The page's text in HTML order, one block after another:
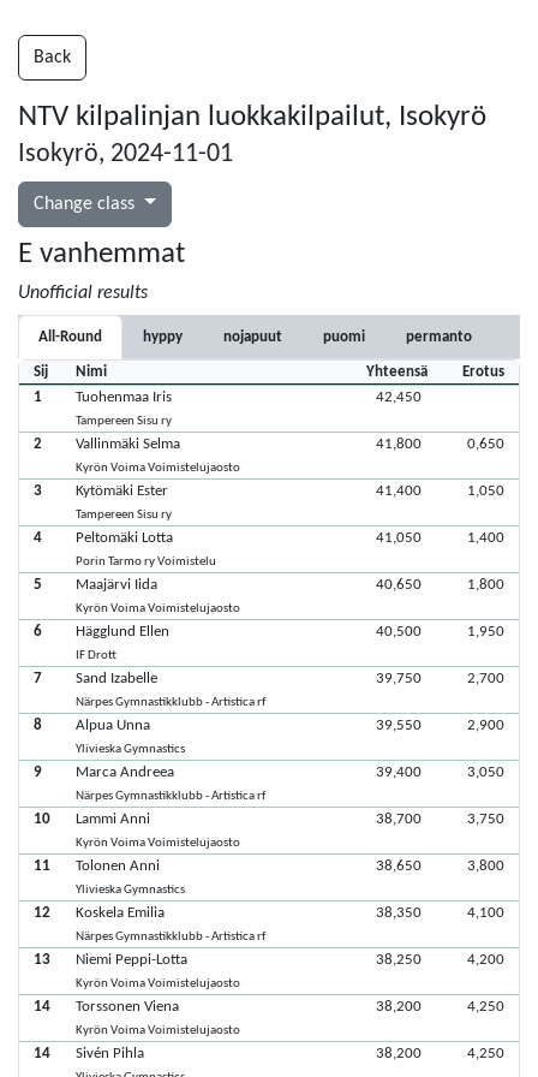
Back
NTV kilpalinjan luokkakilpailut, Isokyrö
Isokyrö, 2024-11-01
Change class
E vanhemmat
Unofficial results
All-Round hyppy nojapuut puomi permanto
Sij Nimi Yhteensä
Erotus
1
Tuohenmaa Iris
Tampereen Sisu ry
42,450
2 Vallinmäki Selma
Kyrön Voima Voimistelujaosto
41,800 0,650
3 Kytömäki Ester
Tampereen Sisu ry
41,400 1,050
4 Peltomäki Lotta
Porin Tarmo ry Voimistelu
41,050 1,400
5 Maajärvi Iida
Kyrön Voima Voimistelujaosto
40,650 1,800
6 Hägglund Ellen
IF Drott
40,500 1,950
7 Sand Izabelle
Närpes Gymnastikklubb - Artistica rf
39,750 2,700
8 Alpua Unna
Ylivieska Gymnastics
39,550 2,900
9 Marca Andreea
Närpes Gymnastikklubb - Artistica rf
39,400 3,050
10 Lammi Anni
Kyrön Voima Voimistelujaosto
38,700 3,750
11 Tolonen Anni
Ylivieska Gymnastics
38,650 3,800
12 Koskela Emilia
Närpes Gymnastikklubb - Artistica rf
38,350 4,100
13 Niemi Peppi-Lotta
Kyrön Voima Voimistelujaosto
38,250 4,200
14 Torssonen Viena
Kyrön Voima Voimistelujaosto
38,200 4,250
14 Sivén Pihla 38,200 4,250